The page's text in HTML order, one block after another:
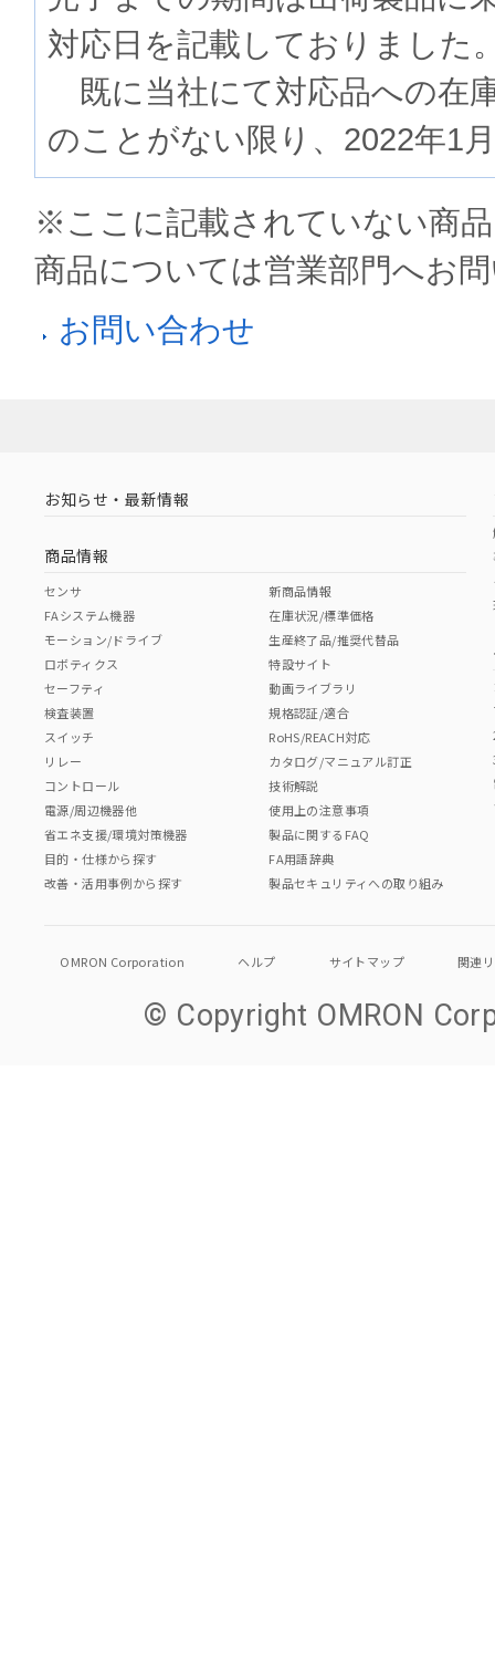
対応日を記載しておりました
既に当社にて対応品への在
のことがない限り、2022年1
※ここに記載されていない商
商品については営業部門へお
お問い合わせ
お知らせ・最新情報
商品情報
センサ
FAシステム機器
モーション/ドライブ
ロボティクス
セーフティ
検査装置
スイッチ
リレー
コントロール
電源/周辺機器他
省エネ支援/環境対策機器
目的・仕様から探す
改善・活用事例から探す
新商品情報
在庫状況/標準価格
生産終了品/推奨代替品
特設サイト
動画ライブラリ
規格認証/適合
RoHS/REACH対応
カタログ/マニュアル訂正
技術解説
使用上の注意事項
製品に関するFAQ
FA用語辞典
製品セキュリティへの取り組み
OMRON Corporation ヘルプ サイトマップ 関連
© Copyright OMRON